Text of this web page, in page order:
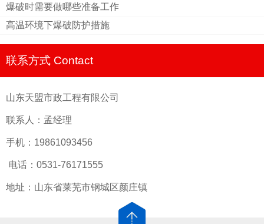
爆破时需要做哪些准备工作
高温环境下爆破防护措施
联系方式 Contact
山东天盟市政工程有限公司
联系人：孟经理
手机：19861093456
电话：0531-76171555
地址：山东省莱芜市钢城区颜庄镇